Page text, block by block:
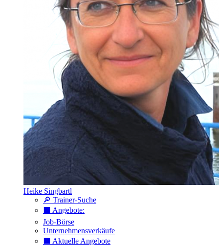
Heike Singbartl
🔎 Trainer-Suche
⬛️ Angebote:
Job-Börse
Unternehmensverkäufe
⬛️ Aktuelle Angebote